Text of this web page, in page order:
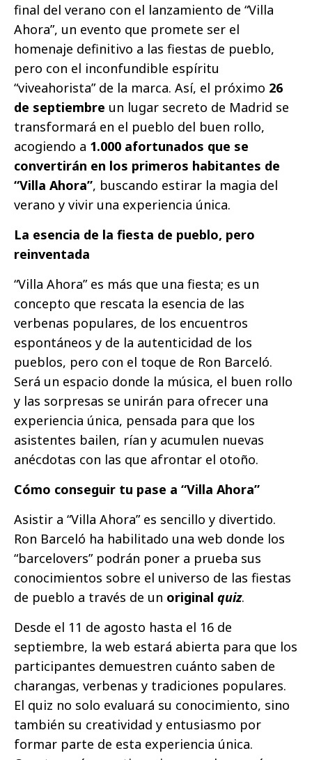
final del verano con el lanzamiento de “Villa
Ahora”, un evento que promete ser el
homenaje definitivo a las fiestas de pueblo,
pero con el inconfundible espíritu
“viveahorista” de la marca. Así, el próximo 26
de septiembre un lugar secreto de Madrid se
transformará en el pueblo del buen rollo,
acogiendo a 1.000 afortunados que se
convertirán en los primeros habitantes de
“Villa Ahora”, buscando estirar la magia del
verano y vivir una experiencia única.
La esencia de la fiesta de pueblo, pero
reinventada
“Villa Ahora” es más que una fiesta; es un
concepto que rescata la esencia de las
verbenas populares, de los encuentros
espontáneos y de la autenticidad de los
pueblos, pero con el toque de Ron Barceló.
Será un espacio donde la música, el buen rollo
y las sorpresas se unirán para ofrecer una
experiencia única, pensada para que los
asistentes bailen, rían y acumulen nuevas
anécdotas con las que afrontar el otoño.
Cómo conseguir tu pase a “Villa Ahora”
Asistir a “Villa Ahora” es sencillo y divertido.
Ron Barceló ha habilitado una web donde los
“barcelovers” podrán poner a prueba sus
conocimientos sobre el universo de las fiestas
de pueblo a través de un original quiz.
Desde el 11 de agosto hasta el 16 de
septiembre, la web estará abierta para que los
participantes demuestren cuánto saben de
charangas, verbenas y tradiciones populares.
El quiz no solo evaluará su conocimiento, sino
también su creatividad y entusiasmo por
formar parte de esta experiencia única.